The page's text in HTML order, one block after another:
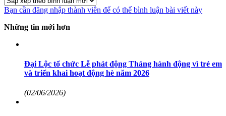
Bạn cần đăng nhập thành viên để có thể bình luận bài viết này
Những tin mới hơn
Đại Lộc tổ chức Lễ phát động Tháng hành động vì trẻ em
và triển khai hoạt động hè năm 2026
(02/06/2026)